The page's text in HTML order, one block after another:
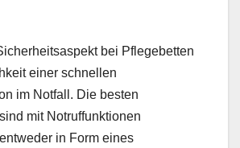
bei Pflegebetten
einer schnellen
im Notfall. Die besten
mit Notruffunktionen
in Form eines